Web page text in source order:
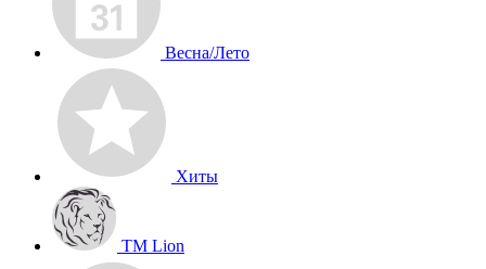
Весна/Лето
Хиты
TM Lion